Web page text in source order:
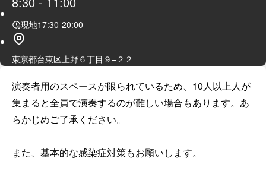
現地17:30-20:00
東京都台東区上野６丁目９−２２
演奏者用のスペースが限られているため、10人以上人が
集まると全員で演奏するのが難しい場合もあります。あ
らかじめご了承ください。
また、基本的な感染症対策もお願いします。